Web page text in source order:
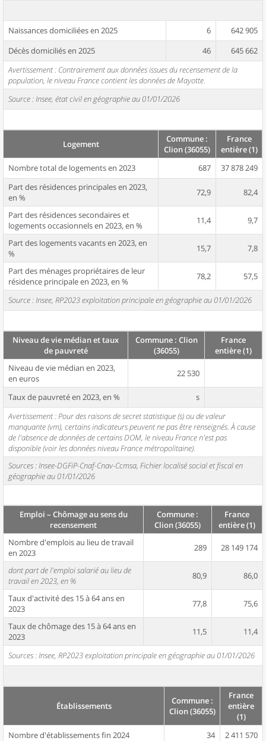
Naissances domiciliées en 2025 6
642 905
Décès domiciliés en 2025
46
645 662
Avertissement : Contrairement aux données issues du recensement de la
population, le niveau France contient les données de Mayotte.
Source : Insee, état civil en géographie au 01/01/2026
Logement
Commune :
Clion (36055)
France
entière (1)
Nombre total de logements en 2023
687
37 878 249
Part des résidences principales en 2023,
en %
72,9 82,4
Part des résidences secondaires et
logements occasionnels en 2023, en %
11,4 9,7
Part des logements vacants en 2023, en
%
15,7 7,8
Part des ménages propriétaires de leur
résidence principale en 2023, en %
78,2 57,5
Source : Insee, RP2023 exploitation principale en géographie au 01/01/2026
Niveau de vie médian et taux
de pauvreté
Commune : Clion
(36055)
France
entière (1)
Niveau de vie médian en 2023,
en euros
22 530
Taux de pauvreté en 2023, en %
s
Avertissement : Pour des raisons de secret statistique (s) ou de valeur
manquante (vm), certains indicateurs peuvent ne pas être renseignés. À cause
de l'absence de données de certains DOM, le niveau France n'est pas
disponible (voir les données niveau France métropolitaine).
Sources : Insee-DGFiP-Cnaf-Cnav-Ccmsa, Fichier localisé social et fiscal en
géographie au 01/01/2026
Emploi – Chômage au sens du
recensement
Commune :
Clion (36055)
France
entière (1)
Nombre d'emplois au lieu de travail
en 2023
289 28 149 174
dont part de l'emploi salarié au lieu de
travail en 2023, en %
80,9 86,0
Taux d'activité des 15 à 64 ans en
2023
77,8 75,6
Taux de chômage des 15 à 64 ans en
2023
11,5 11,4
Sources : Insee, RP2023 exploitation principale en géographie au 01/01/2026
Établissements
Commune :
Clion (36055)
France
entière
(1)
Nombre d'établissements fin 2024
34
2 411 570